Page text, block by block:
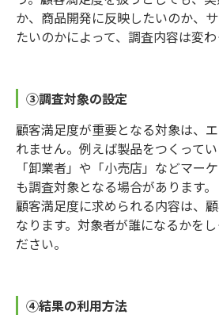
か、商品開発に反映したいのか、
たいのかによって、調査内容は変わ
③調査対象の設定
顧客満足度が重要となる対象は、
れません。例えば製品をつくってい
「卸業者」や「小売店」などマー
も調査対象となる場合があります。
顧客満足度に求められる内容は、
なります。対象者が誰になるかを
ださい。
④結果の利用方法